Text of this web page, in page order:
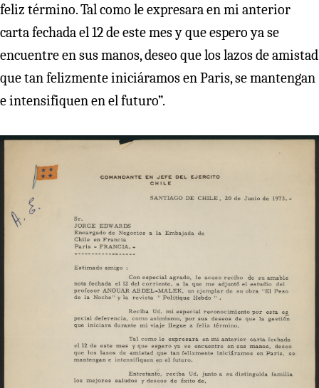
feliz término. Tal como le expresara en mi anterior
carta fechada el 12 de este mes y que espero ya se
encuentre en sus manos, deseo que los lazos de amistad
que tan felizmente iniciáramos en Paris, se mantengan
e intensifiquen en el futuro”.